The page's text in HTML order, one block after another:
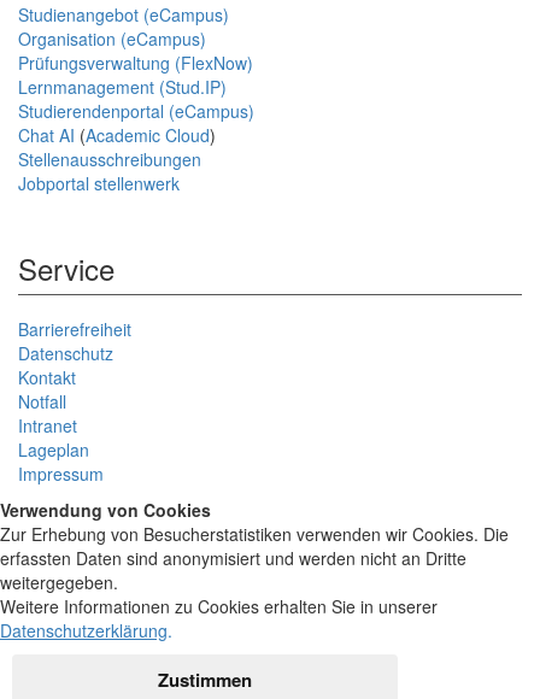
Studienangebot (eCampus)
Organisation (eCampus)
Prüfungsverwaltung (FlexNow)
Lernmanagement (Stud.IP)
Studierendenportal (eCampus)
Chat AI (Academic Cloud)
Stellenausschreibungen
Jobportal stellenwerk
Service
Barrierefreiheit
Datenschutz
Kontakt
Notfall
Intranet
Lageplan
Impressum
Verwendung von Cookies
Zur Erhebung von Besucherstatistiken verwenden wir Cookies. Die
erfassten Daten sind anonymisiert und werden nicht an Dritte
weitergegeben.
Weitere Informationen zu Cookies erhalten Sie in unserer
Datenschutzerklärung.
Zustimmen